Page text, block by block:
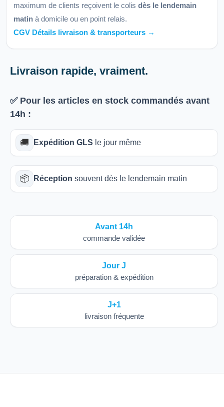
maximum de clients reçoivent le colis dès le lendemain
matin à domicile ou en point relais.
CGV Détails livraison & transporteurs →
Livraison rapide, vraiment.
✅ Pour les articles en stock commandés avant
14h :
🚚 Expédition GLS le jour même
📦 Réception souvent dès le lendemain matin
Avant 14h
commande validée
Jour J
préparation & expédition
J+1
livraison fréquente